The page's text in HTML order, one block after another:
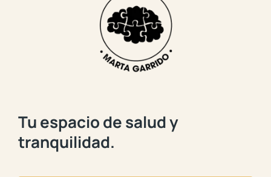
Tu espacio de salud y
tranquilidad.